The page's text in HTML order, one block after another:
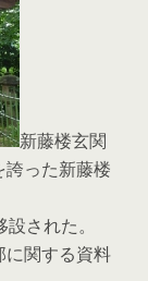
新藤楼玄関
った新藤楼
された。
に関する資料